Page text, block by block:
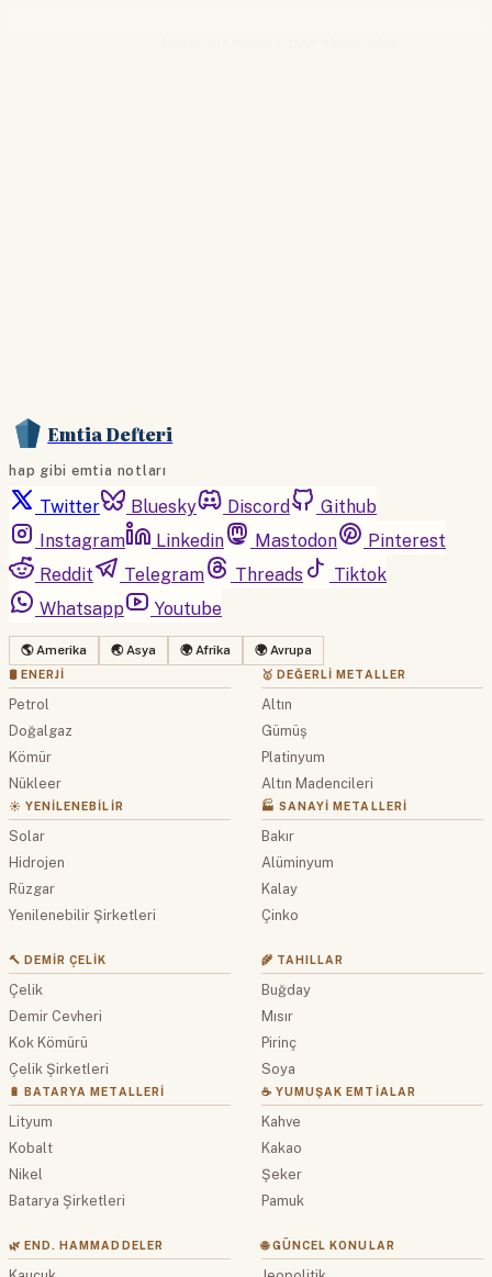
Emtia Defteri
hap gibi emtia notları
Twitter Bluesky Discord
Github
Instagram
Linkedin Mastodon
Pinterest
Reddit
Telegram Threads
Tiktok
Whatsapp
Youtube
🌎 Amerika 🌏 Asya 🌍 Afrika 🌍 Avrupa
🛢 ENERJI
Petrol
Doğalgaz
Kömür
Nükleer
☀️ YENILENEBILIR
Solar
Hidrojen
Rüzgar
Yenilenebilir Şirketleri
🥇 DEĞERLI METALLER
Altın
Gümüş
Platinyum
Altın Madencileri
🏭 SANAYI METALLERI
Bakır
Alüminyum
Kalay
Çinko
🔨 DEMIR ÇELIK
Çelik
Demir Cevheri
Kok Kömürü
Çelik Şirketleri
🔋 BATARYA METALLERI
Lityum
Kobalt
Nikel
Batarya Şirketleri
🌾 TAHILLAR
Buğday
Mısır
Pirinç
Soya
☕ YUMUŞAK EMTIALAR
Kahve
Kakao
Şeker
Pamuk
🌿 END. HAMMADDELER 🌐 GÜNCEL KONULAR